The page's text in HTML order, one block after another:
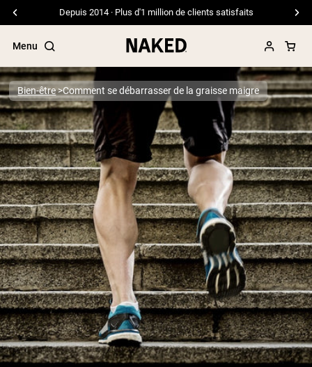
Depuis 2014 · Plus d'1 million de clients satisfaits
Menu
Termes de recherche populaires
”Protein Powder“
”Overnight Oats“
”Vegan protein“
”Collagen“
”Micellar Casein“
PROTÉINES EN POUDREMeilleure Vente
Protéine de pois
Protéine de Whey en Poudre
Peptides de collagène
Whey au chocolat issu de vaches
nourries à l'herbe
Whey de lait de vache nourrie à l'herbe à
la vanille
Whey de vache nourrie à l'herbe
Bien-être Comment se débarrasser de la graisse maigre